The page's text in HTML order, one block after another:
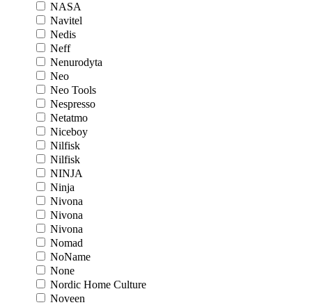
NASA
Navitel
Nedis
Neff
Nenurodyta
Neo
Neo Tools
Nespresso
Netatmo
Niceboy
Nilfisk
Nilfisk
NINJA
Ninja
Nivona
Nivona
Nivona
Nomad
NoName
None
Nordic Home Culture
Noveen